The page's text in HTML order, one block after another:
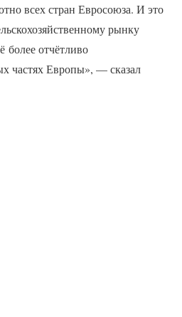
всех стран Евросоюза. И это
рынку
более отчётливо
частях Европы», — сказал